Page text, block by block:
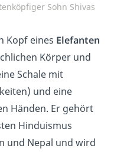
Sohn Shivas
Kopf eines Elefanten
Körper und
Schale mit
und eine
Händen. Er gehört
Hinduismus
und Nepal und wird